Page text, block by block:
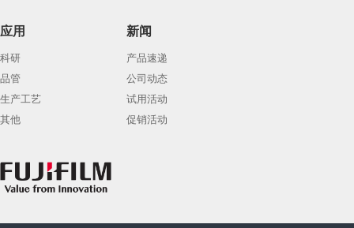
应用
科研
品管
生产工艺
其他
新闻
产品速递
公司动态
试用活动
促销活动